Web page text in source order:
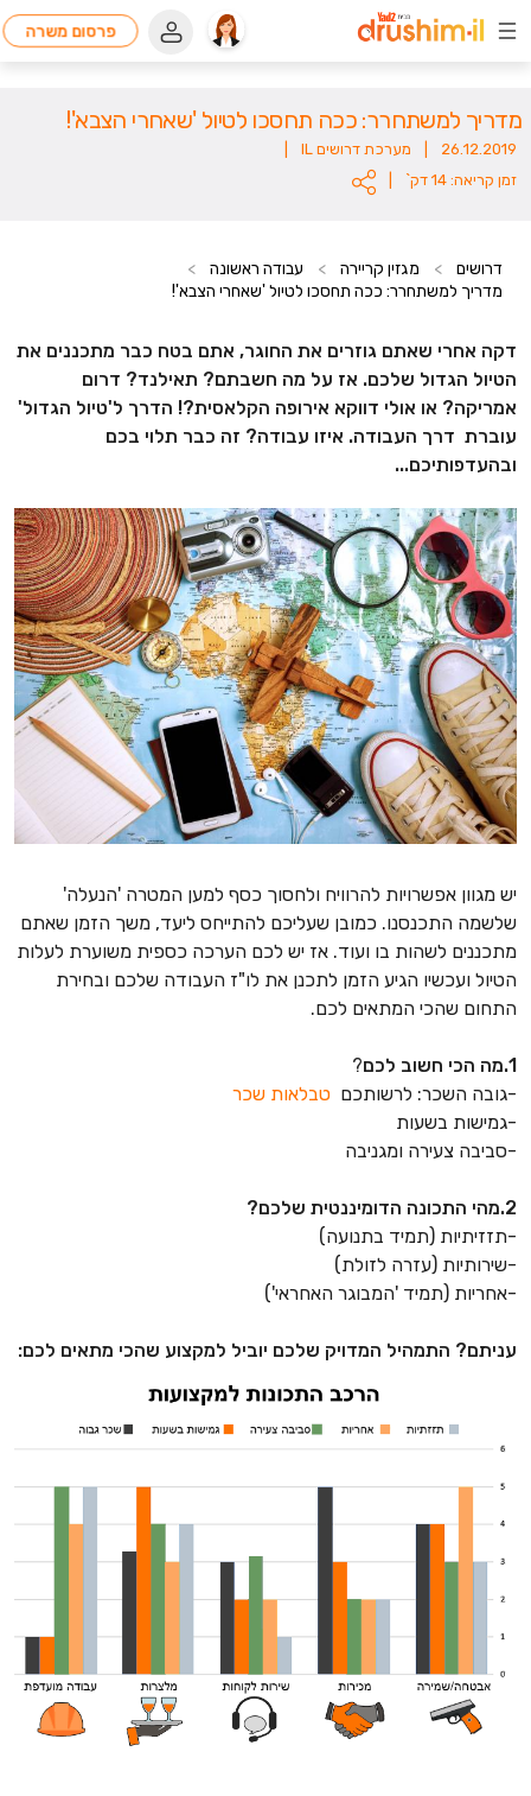
פרסום משרה
מדריך למשתחרר: ככה תחסכו לטיול 'שאחרי הצבא'!
26.12.2019 מערכת דרושים IL
זמן קריאה: 14 דק`
דרושים > מגזין קריירה > עבודה ראשונה
>
מדריך למשתחרר: ככה תחסכו לטיול 'שאחרי הצבא'!
דקה אחרי שאתם גוזרים את החוגר, אתם בטח כבר מתכננים את
הטיול הגדול שלכם. אז על מה חשבתם? תאילנד? דרום
אמריקה? או אולי דווקא אירופה הקלאסית?! הדרך ל'טיול הגדול'
עוברת דרך העבודה. איזו עבודה? זה כבר תלוי בכם
ובהעדפותיכם...
יש מגוון אפשרויות להרוויח ולחסוך כסף למען המטרה 'הנעלה'
שלשמה התכנסנו. כמובן שעליכם להתייחס ליעד, משך הזמן שאתם
מתכננים לשהות בו ועוד. אז יש לכם הערכה כספית משוערת לעלות
הטיול ועכשיו הגיע הזמן לתכנן את לו"ז העבודה שלכם ובחירת
התחום שהכי המתאים לכם.
1.מה הכי חשוב לכם
?
-גובה השכר: לרשותכם טבלאות שכר
-גמישות בשעות
-סביבה צעירה ומגניבה
2.מהי התכונה הדומיננטית שלכם?
-תזזיתיות (תמיד בתנועה)
-שירותיות (עזרה לזולת)
-אחריות (תמיד 'המבוגר האחראי')
עניתם? התמהיל המדויק שלכם יוביל למקצוע שהכי מתאים לכם: